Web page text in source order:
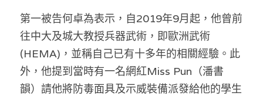
第一被告何卓為表示，自2019年9月起，他曾前
往中大及城大教授兵器武術，即歐洲武術
(HEMA)，並稱自己已有十多年的相關經驗。此
外，他提到當時有一名網紅Miss Pun（潘書
韻）請他將防毒面具及示威裝備派發給他的學生